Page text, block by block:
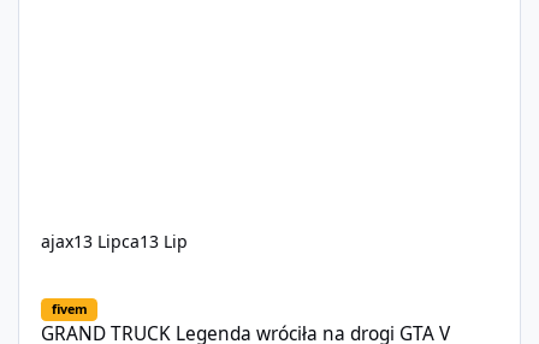
ajax13 Lipca13 Lip
fivem
GRAND TRUCK Legenda wróciła na drogi GTA V